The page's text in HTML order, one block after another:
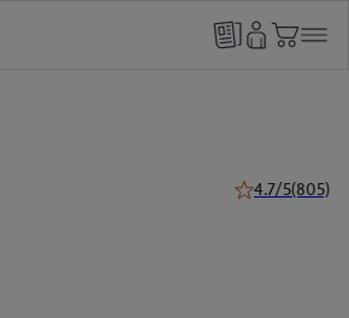
4.7/5(805)